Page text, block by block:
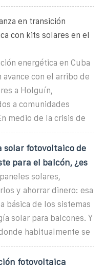
en transición
con kits solares en el
energética en Cuba
avance con el arribo de
a Holguín,
a comunidades
medio de la crisis de
solar fotovoltaico de
para el balcón, ¿es
solares,
y ahorrar dinero: esa
básica de los sistemas
solar para balcones. Y
habitualmente se
fotovoltaica